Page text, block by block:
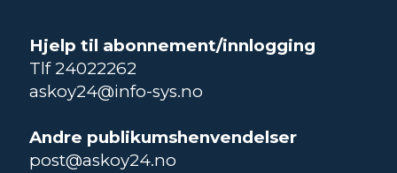
Hjelp til abonnement/innlogging
Tlf 24022262
askoy24@info-sys.no
Andre publikumshenvendelser
post@askoy24.no